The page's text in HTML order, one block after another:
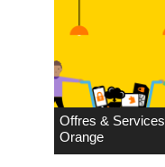
Offres & Services
Orange